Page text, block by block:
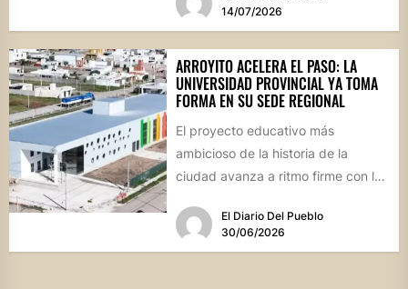
14/07/2026
ARROYITO ACELERA EL PASO: LA
UNIVERSIDAD PROVINCIAL YA TOMA
FORMA EN SU SEDE REGIONAL
El proyecto educativo más
ambicioso de la historia de la
ciudad avanza a ritmo firme con la
El Diario Del Pueblo
30/06/2026